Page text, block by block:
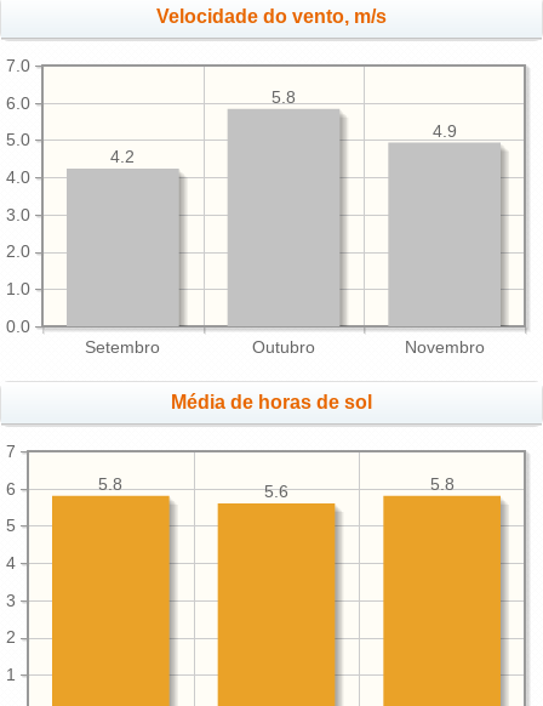
Velocidade do vento, m/s
Setembro Outubro Novembro
0.0
1.0
2.0
3.0
4.0
5.0
6.0
7.0
4.9
5.8
4.2
Média de horas de sol
1
2
3
4
5
6
7
5.8
5.6
5.8